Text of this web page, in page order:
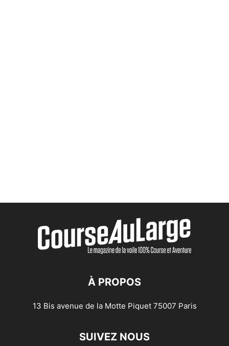
À PROPOS
13 Bis avenue de la Motte Piquet 75007 Paris
SUIVEZ NOUS